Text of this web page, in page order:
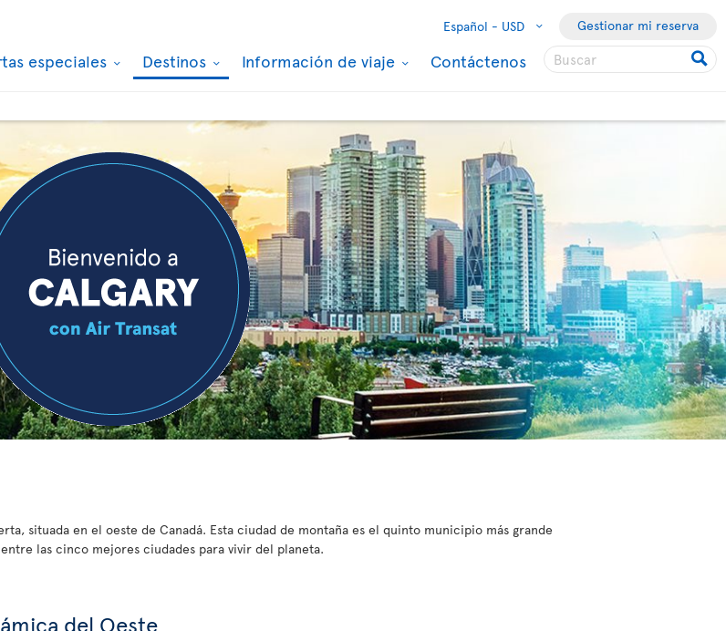
Español - USD Gestionar mi reserva
especiales Destinos Información de viaje Contáctenos
situada en el oeste de Canadá. Esta ciudad de montaña es el quinto municipio más grande
las cinco mejores ciudades para vivir del planeta.
del Oeste